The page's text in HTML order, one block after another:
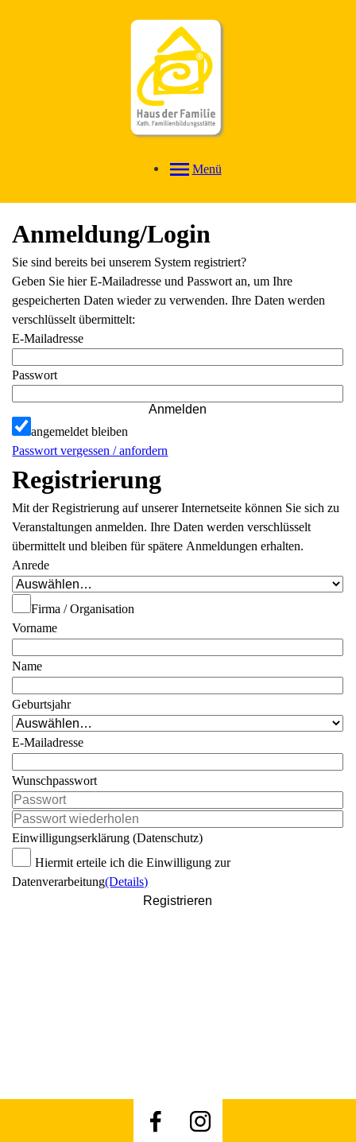
Menü
Anmeldung/Login
Sie sind bereits bei unserem System registriert?
Geben Sie hier E-Mailadresse und Passwort an, um Ihre
gespeicherten Daten wieder zu verwenden. Ihre Daten werden
verschlüsselt übermittelt:
E-Mailadresse
Passwort
Anmelden
angemeldet bleiben
Passwort vergessen / anfordern
Registrierung
Mit der Registrierung auf unserer Internetseite können Sie sich zu
Veranstaltungen anmelden. Ihre Daten werden verschlüsselt
übermittelt und bleiben für spätere Anmeldungen erhalten.
Anrede
Firma / Organisation
Vorname
Name
Geburtsjahr
E-Mailadresse
Wunschpasswort
Einwilligungserklärung (Datenschutz)
Hiermit erteile ich die Einwilligung zur
Datenverarbeitung(Details)
Registrieren